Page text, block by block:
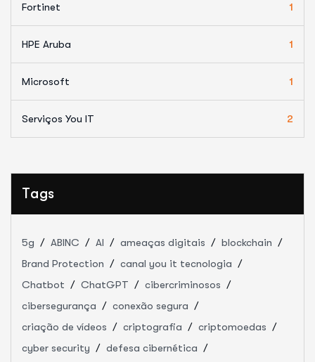
Fortinet 1
HPE Aruba 1
Microsoft 1
Serviços You IT 2
Tags
5g ABINC AI ameaças digitais
blockchain
Brand Protection
canal you it tecnologia
Chatbot
ChatGPT
cibercriminosos
cibersegurança
conexão segura
criação de vídeos
criptografia
criptomoedas
cyber security
defesa cibernética